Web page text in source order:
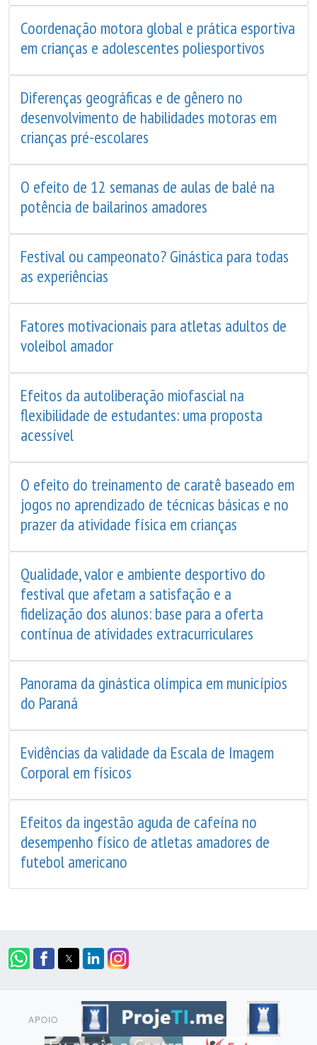
Coordenação motora global e prática esportiva
em crianças e adolescentes poliesportivos
Diferenças geográficas e de gênero no
desenvolvimento de habilidades motoras em
crianças pré-escolares
O efeito de 12 semanas de aulas de balé na
potência de bailarinos amadores
Festival ou campeonato? Ginástica para todas
as experiências
Fatores motivacionais para atletas adultos de
voleibol amador
Efeitos da autoliberação miofascial na
flexibilidade de estudantes: uma proposta
acessível
O efeito do treinamento de caratê baseado em
jogos no aprendizado de técnicas básicas e no
prazer da atividade física em crianças
Qualidade, valor e ambiente desportivo do
festival que afetam a satisfação e a
fidelização dos alunos: base para a oferta
contínua de atividades extracurriculares
Panorama da ginástica olímpica em municípios
do Paraná
Evidências da validade da Escala de Imagem
Corporal em físicos
Efeitos da ingestão aguda de cafeína no
desempenho físico de atletas amadores de
futebol americano
APOIO